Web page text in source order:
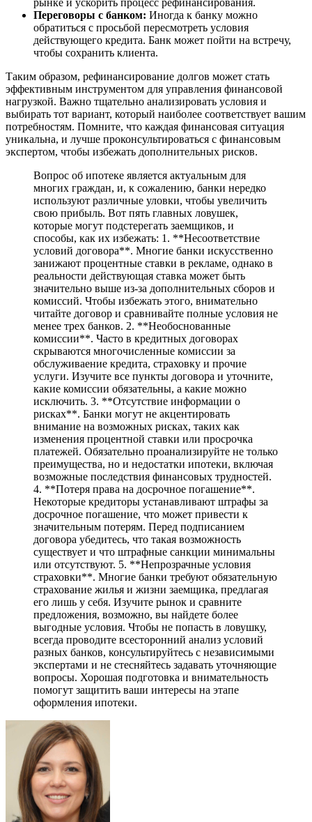
рынке и ускорить процесс рефинансирования.
Переговоры с банком: Иногда к банку можно
обратиться с просьбой пересмотреть условия
действующего кредита. Банк может пойти на встречу,
чтобы сохранить клиента.
Таким образом, рефинансирование долгов может стать
эффективным инструментом для управления финансовой
нагрузкой. Важно тщательно анализировать условия и
выбирать тот вариант, который наиболее соответствует вашим
потребностям. Помните, что каждая финансовая ситуация
уникальна, и лучше проконсультироваться с финансовым
экспертом, чтобы избежать дополнительных рисков.
Вопрос об ипотеке является актуальным для
многих граждан, и, к сожалению, банки нередко
используют различные уловки, чтобы увеличить
свою прибыль. Вот пять главных ловушек,
которые могут подстерегать заемщиков, и
способы, как их избежать: 1. **Несоответствие
условий договора**. Многие банки искусственно
занижают процентные ставки в рекламе, однако в
реальности действующая ставка может быть
значительно выше из-за дополнительных сборов и
комиссий. Чтобы избежать этого, внимательно
читайте договор и сравнивайте полные условия не
менее трех банков. 2. **Необоснованные
комиссии**. Часто в кредитных договорах
скрываются многочисленные комиссии за
обслуживаение кредита, страховку и прочие
услуги. Изучите все пункты договора и уточните,
какие комиссии обязательны, а какие можно
исключить. 3. **Отсутствие информации о
рисках**. Банки могут не акцентировать
внимание на возможных рисках, таких как
изменения процентной ставки или просрочка
платежей. Обязательно проанализируйте не только
преимущества, но и недостатки ипотеки, включая
возможные последствия финансовых трудностей.
4. **Потеря права на досрочное погашение**.
Некоторые кредиторы устанавливают штрафы за
досрочное погашение, что может привести к
значительным потерям. Перед подписанием
договора убедитесь, что такая возможность
существует и что штрафные санкции минимальны
или отсутствуют. 5. **Непрозрачные условия
страховки**. Многие банки требуют обязательную
страхование жилья и жизни заемщика, предлагая
его лишь у себя. Изучите рынок и сравните
предложения, возможно, вы найдете более
выгодные условия. Чтобы не попасть в ловушку,
всегда проводите всесторонний анализ условий
разных банков, консультируйтесь с независимыми
экспертами и не стесняйтесь задавать уточняющие
вопросы. Хорошая подготовка и внимательность
помогут защитить ваши интересы на этапе
оформления ипотеки.